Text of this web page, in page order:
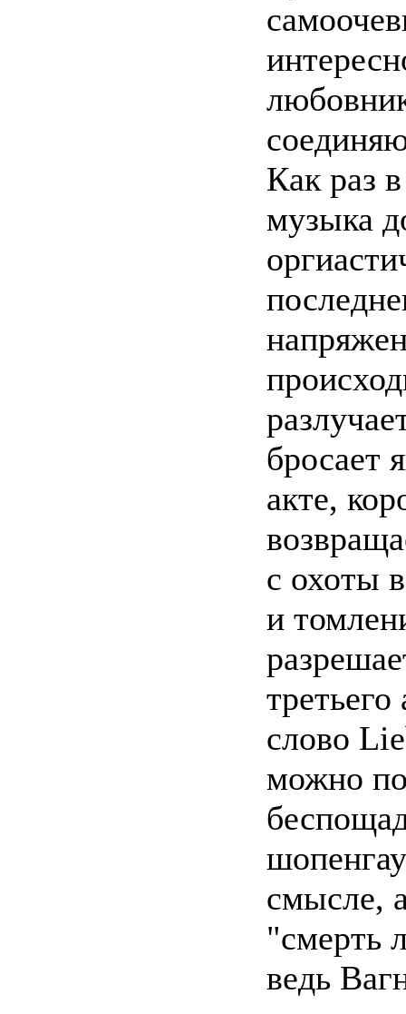
Как раз
музыка
бросает
акте,
с охоты
и
третьего
слово
можно
смысле,
"смерть
ведь